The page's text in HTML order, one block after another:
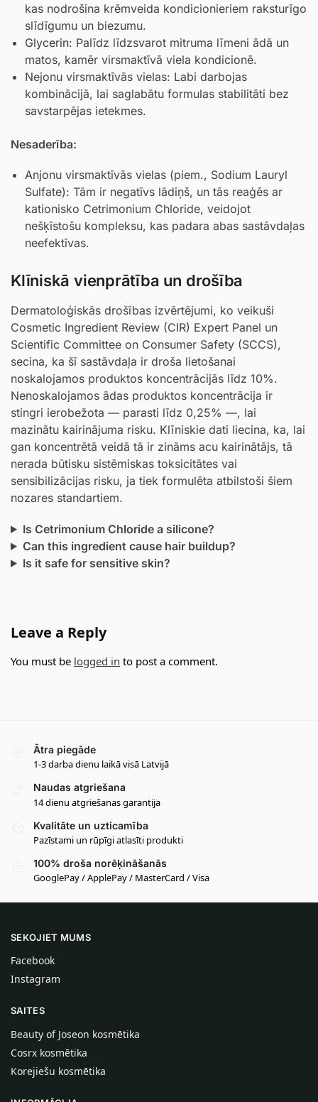
kas nodrošina krēmveida kondicionieriem raksturīgo
slīdīgumu un biezumu.
Glycerin: Palīdz līdzsvarot mitruma līmeni ādā un
matos, kamēr virsmaktīvā viela kondicionē.
Nejonu virsmaktīvās vielas: Labi darbojas
kombinācijā, lai saglabātu formulas stabilitāti bez
savstarpējas ietekmes.
Nesaderība:
Anjonu virsmaktīvās vielas (piem., Sodium Lauryl
Sulfate): Tām ir negatīvs lādiņš, un tās reaģēs ar
kationisko Cetrimonium Chloride, veidojot
nešķīstošu kompleksu, kas padara abas sastāvdaļas
neefektīvas.
Klīniskā vienprātība un drošība
Dermatoloģiskās drošības izvērtējumi, ko veikuši
Cosmetic Ingredient Review (CIR) Expert Panel un
Scientific Committee on Consumer Safety (SCCS),
secina, ka šī sastāvdaļa ir droša lietošanai
noskalojamos produktos koncentrācijās līdz 10%.
Nenoskalojamos ādas produktos koncentrācija ir
stingri ierobežota — parasti līdz 0,25% —, lai
mazinātu kairinājuma risku. Klīniskie dati liecina, ka, lai
gan koncentrētā veidā tā ir zināms acu kairinātājs, tā
nerada būtisku sistēmiskas toksicitātes vai
sensibilizācijas risku, ja tiek formulēta atbilstoši šiem
nozares standartiem.
Is Cetrimonium Chloride a silicone?
Can this ingredient cause hair buildup?
Is it safe for sensitive skin?
Leave a Reply
You must be logged in to post a comment.
Ātra piegāde
1-3 darba dienu laikā visā Latvijā
Naudas atgriešana
14 dienu atgriešanas garantija
Kvalitāte un uzticamība
Pazīstami un rūpīgi atlasīti produkti
100% droša norēķināšanās
GooglePay / ApplePay / MasterCard / Visa
SEKOJIET MUMS
Facebook
Instagram
SAITES
Beauty of Joseon kosmētika
Cosrx kosmētika
Korejiešu kosmētika